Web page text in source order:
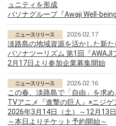
ュニティを形成
パソナグループ『Awaji Well-
2026.02.17
淡路島の地域資源を活かした新
パソナツーリズム 第1回『
2月17日より参加企業募集開始
2026.02.16
この春、淡路島で「自由」を求
TVアニメ『進撃の巨人』×ニジゲ
2026年3月14日（土）～12月13
～本日よりチケット予約開始～